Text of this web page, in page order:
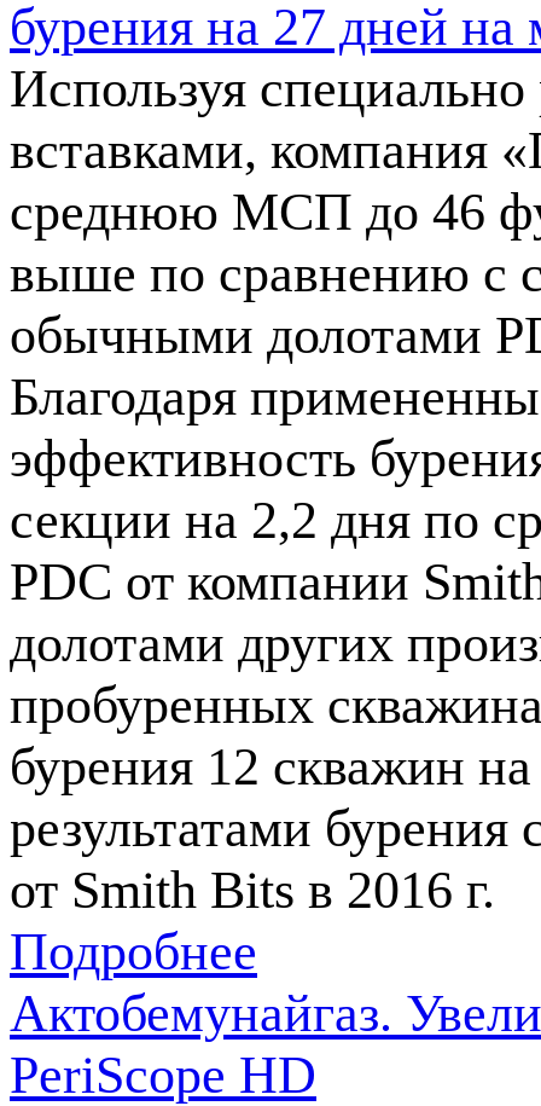
бурения на 27 дней
Используя
вставками, компания
среднюю МСП до 46
выше по сравнению с
обычными долотами
Благодаря
эффективность
секции на 2,2 дня по
PDC от компании
долотами других
пробуренных
бурения 12 скважин
результатами
от Smith Bits в 2016 г.
Подробнее
Актобемунайгаз.
PeriScope HD